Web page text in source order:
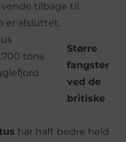
tilbage til
er afsluttet.
Større
fangster
ved de
britiske
har haft bedre held